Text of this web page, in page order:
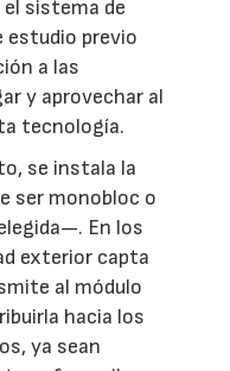
sistema de
estudio previo
a las
y aprovechar al
tecnología.
se instala la
ser monobloc o
En los
exterior capta
al módulo
hacia los
ya sean